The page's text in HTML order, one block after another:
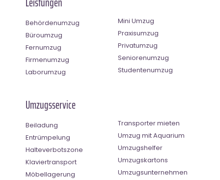
Behördenumzug
Büroumzug
Fernumzug
Firmenumzug
Laborumzug
Mini Umzug
Praxisumzug
Privatumzug
Seniorenumzug
Studentenumzug
Umzugsservice
Beiladung
Entrümpelung
Halteverbotszone
Klaviertransport
Möbellagerung
Transporter mieten
Umzug mit Aquarium
Umzugshelfer
Umzugskartons
Umzugsunternehmen